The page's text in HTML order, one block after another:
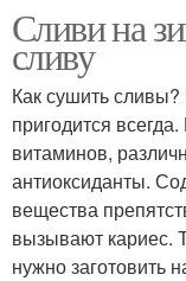
Сливи на
сливу
Как сушить
пригодится
витаминов,
антиоксиданты.
вещества
вызывают кариес.
нужно заготовить